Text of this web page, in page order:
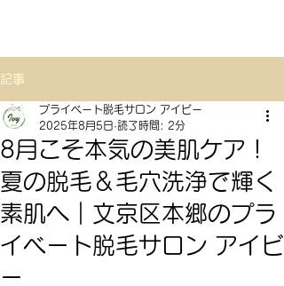
記事
8月こそ本気の美肌ケア！
夏の脱毛＆毛穴洗浄で輝く
素肌へ｜文京区本郷のプラ
イベート脱毛サロン アイビ
ー
プライベート脱毛サロン アイビー
2025年8月5日 読了時間: 2分